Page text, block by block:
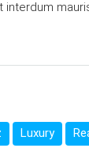
interdum
Luxury